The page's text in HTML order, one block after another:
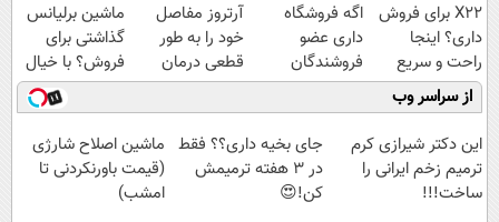
X22 برای فروش
داری؟ اینجا
راحت و سریع
بفروشش
اگه فروشگاه
داری عضو
فروشندگان
دیجی پی شو 3
میلیارد وام بگیر
آرتروز مفاصل
خود را به طور
قطعی درمان
کنید!
◗پرسش‌نامه◖
ماشین برلیانس
گذاشتی برای
فروش؟ با خیال
راحت بفروش
از سراسر وب
این دکتر شیرازی کرم
ترمیم زخم ایرانی را
ساخت!!!
جای بخیه داری؟؟ فقط
در 3 هفته ترمیمش
کن!😍
ماشین اصلاح شارژی
(قیمت باورنکردنی تا
امشب)